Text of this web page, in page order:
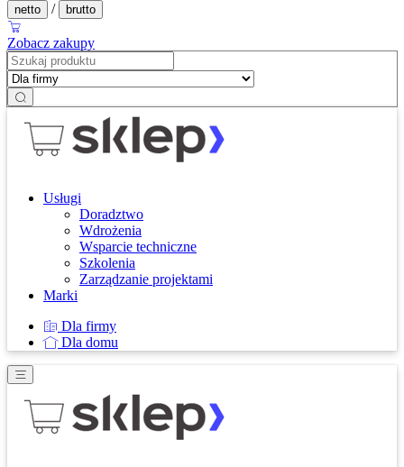
netto / brutto
Zobacz zakupy
Usługi
Doradztwo
Wdrożenia
Wsparcie techniczne
Szkolenia
Zarządzanie projektami
Marki
Dla firmy
Dla domu